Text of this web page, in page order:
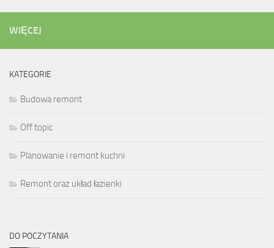
WIĘCEJ
KATEGORIE
Budowa remont
Off topic
Planowanie i remont kuchni
Remont oraz układ łazienki
DO POCZYTANIA